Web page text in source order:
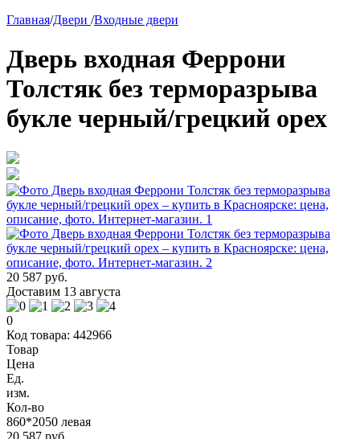
Главная/Двери /Входные двери
Дверь входная Феррони
Толстяк без терморазрыва
букле черный/грецкий орех
20 587 руб.
Доставим 13 августа
0
Код товара: 442966
Товар
Цена
Ед.
изм.
Кол-во
860*2050 левая
20 587 руб.